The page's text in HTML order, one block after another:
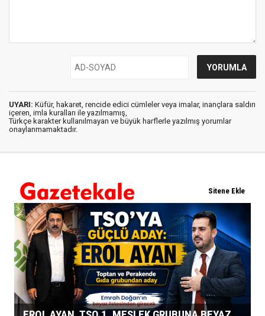
UYARI: Küfür, hakaret, rencide edici cümleler veya imalar, inançlara saldırı
içeren, imla kuralları ile yazılmamış,
Türkçe karakter kullanılmayan ve büyük harflerle yazılmış yorumlar
onaylanmamaktadır.